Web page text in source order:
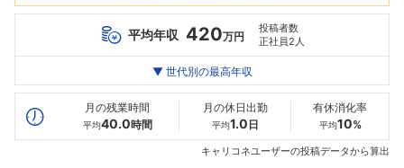
平均年収 420万円
投稿者数
正社員2人
最高年収
20代
--万
30代
454万
--万
▼ 世代別の最高年収
月の残業時間
平均40.0時間
月の休日出勤
平均1.0 日
有休消化率
平均10%
キャリコネユーザーの投稿データから算出